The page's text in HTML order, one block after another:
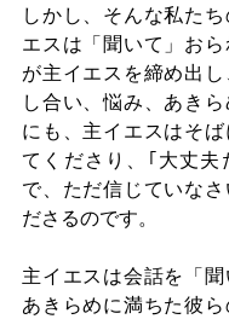
しかし、そんな私た
エスは「聞いて」お
が主イエスを締め出
し合い、悩み、あき
にも、主イエスはそ
てくださり、｢大丈夫
で、ただ信じていなさ
ださるのです。
主イエスは会話を「聞
あきらめに満ちた彼ら